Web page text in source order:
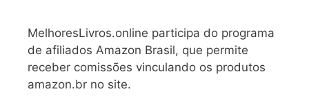
MelhoresLivros.online participa do programa
de afiliados Amazon Brasil, que permite
receber comissões vinculando os produtos
amazon.br no site.